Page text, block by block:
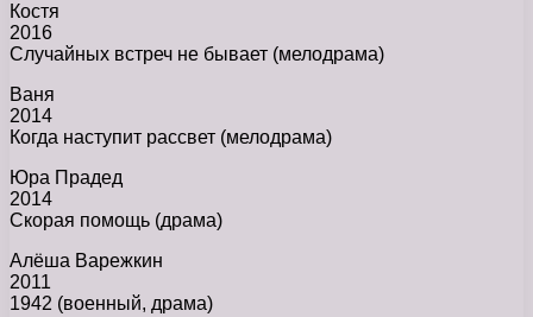
Костя
2016
Случайных встреч не бывает (мелодрама)
Ваня
2014
Когда наступит рассвет (мелодрама)
Юра Прадед
2014
Скорая помощь (драма)
Алёша Варежкин
2011
1942 (военный, драма)